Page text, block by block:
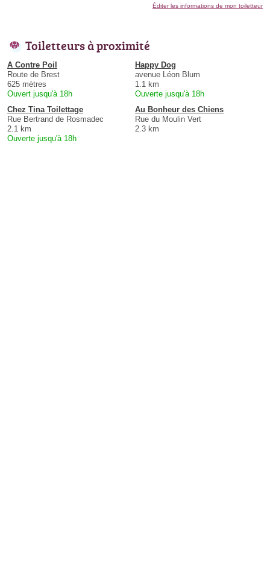
Éditer les informations de mon toiletteur
Toiletteurs à proximité
A Contre Poil
Route de Brest
625 mètres
Ouvert jusqu'à 18h
Happy Dog
avenue Léon Blum
1.1 km
Ouverte jusqu'à 18h
Chez Tina Toilettage
Rue Bertrand de Rosmadec
2.1 km
Ouverte jusqu'à 18h
Au Bonheur des Chiens
Rue du Moulin Vert
2.3 km